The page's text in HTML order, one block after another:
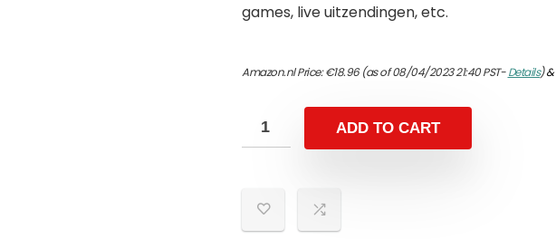
games, live uitzendingen, etc.
Amazon.nl Price:€18.96(as of 08/04/2023 21:40 PST-Details)&
ADD TO CART